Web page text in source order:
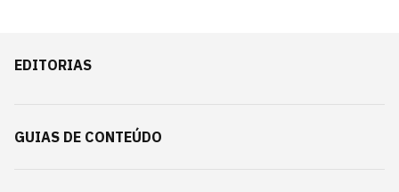
EDITORIAS
GUIAS DE CONTEÚDO